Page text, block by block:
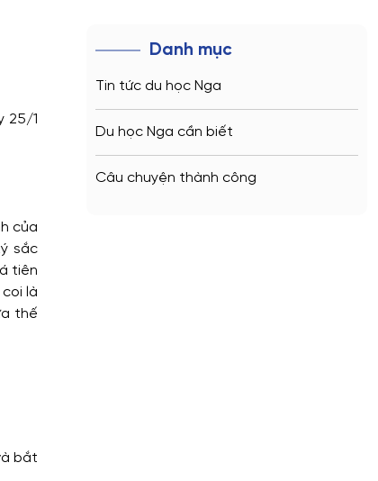
25/1
của
sắc
tiên
là
thế
bắt
Danh mục
Tin tức du học Nga
Du học Nga cần biết
Câu chuyện thành công